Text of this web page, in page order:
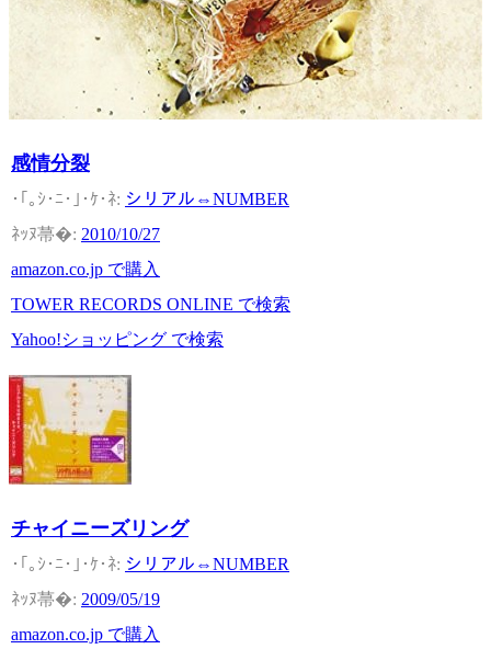
感情分裂
シリアル⇔NUMBER
2010/10/27
amazon.co.jp で購入
TOWER RECORDS ONLINE で検索
Yahoo!ショッピング で検索
チャイニーズリング
シリアル⇔NUMBER
2009/05/19
amazon.co.jp で購入